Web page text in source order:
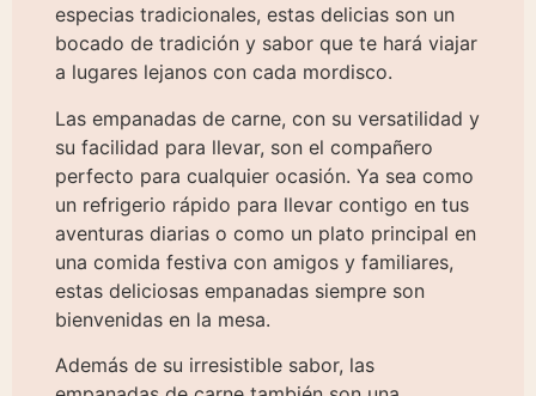
especias tradicionales, estas delicias son un
bocado de tradición y sabor que te hará viajar
a lugares lejanos con cada mordisco.
Las empanadas de carne, con su versatilidad y
su facilidad para llevar, son el compañero
perfecto para cualquier ocasión. Ya sea como
un refrigerio rápido para llevar contigo en tus
aventuras diarias o como un plato principal en
una comida festiva con amigos y familiares,
estas deliciosas empanadas siempre son
bienvenidas en la mesa.
Además de su irresistible sabor, las